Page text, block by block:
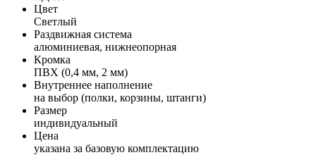
Цвет
Светлый
Раздвижная система
алюминиевая, нижнеопорная
Кромка
ПВХ (0,4 мм, 2 мм)
Внутреннее наполнение
на выбор (полки, корзины, штанги)
Размер
индивидуальный
Цена
указана за базовую комплектацию